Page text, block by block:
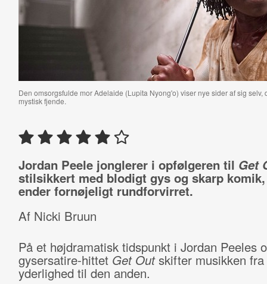
Den omsorgsfulde mor Adelaide (Lupita Nyong'o) viser nye sider af sig
mystisk fjende.
Jordan Peele jonglerer i opfølgeren til Get
stilsikkert med blodigt gys og skarp
ender fornøjeligt rundforvirret.
Af Nicki Bruun
På et højdramatisk tidspunkt i Jordan Peeles
gysersatire-hittet Get Outskifter musikken fra
yderlighed til den anden.